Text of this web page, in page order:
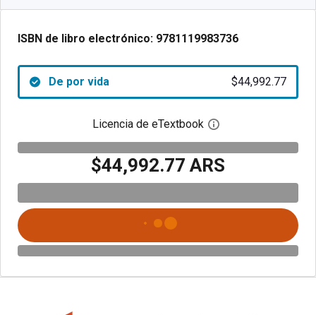
ISBN de libro electrónico: 9781119983736
De por vida $44,992.77
Licencia de eTextbook Abre el cuadro de
$44,992.77 ARS